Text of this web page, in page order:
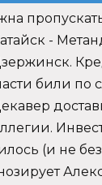
-
били по
(и не